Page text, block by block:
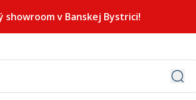
showroom v Banskej Bystrici!